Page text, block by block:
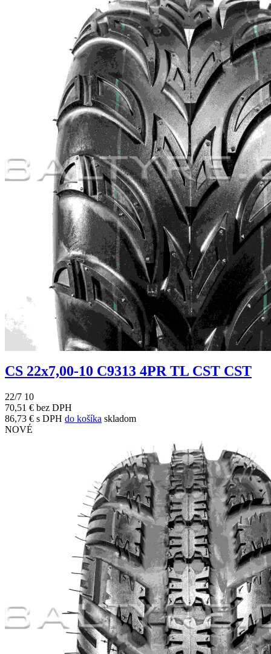
CS 22x7,00-10 C9313 4PR TL CST CST
22/7 10
70,51 € bez DPH
86,73 € s DPH do košíka skladom
NOVÉ